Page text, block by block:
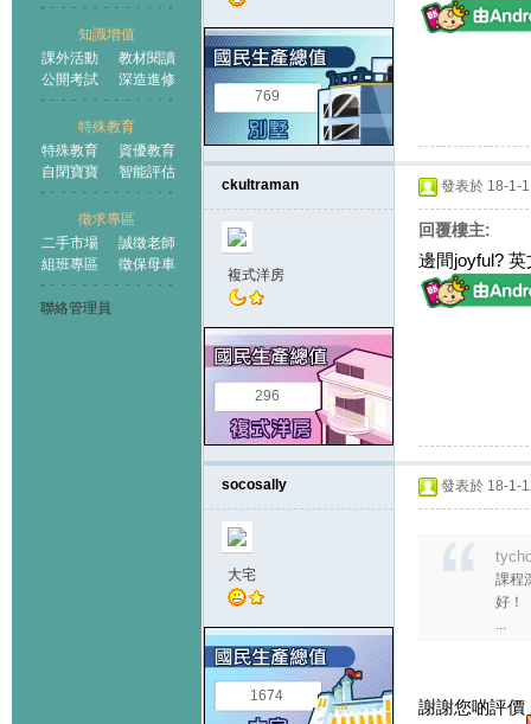
知識增值
課外活動
教材閱讀
公開考試
深造進修
特殊教育
特殊教育
資優教育
自閉寶寶
智能評估
徵求專區
二手市場
誠徵老師
組班專區
徵保母車
聯絡管理員
769
ckultraman
複式洋房
296
發表於 18-1-
回覆樓主:
邊間joyful?
socosally
大宅
1674
發表於 18-1-
課程
好！
...
謝謝您啲評價